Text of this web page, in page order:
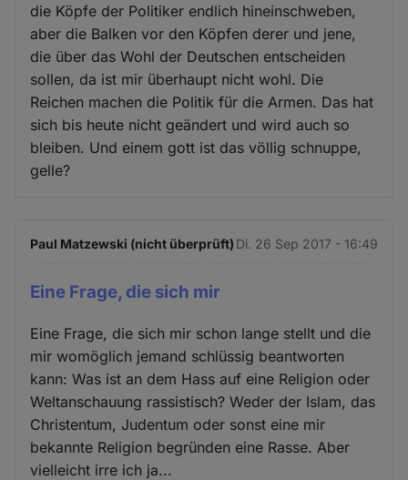
die Köpfe der Politiker endlich hineinschweben,
aber die Balken vor den Köpfen derer und jene,
die über das Wohl der Deutschen entscheiden
sollen, da ist mir überhaupt nicht wohl. Die
Reichen machen die Politik für die Armen. Das hat
sich bis heute nicht geändert und wird auch so
bleiben. Und einem gott ist das völlig schnuppe,
gelle?
Paul Matzewski (nicht überprüft) Di. 26 Sep 2017 - 16:49
Eine Frage, die sich mir
Eine Frage, die sich mir schon lange stellt und die
mir womöglich jemand schlüssig beantworten
kann: Was ist an dem Hass auf eine Religion oder
Weltanschauung rassistisch? Weder der Islam, das
Christentum, Judentum oder sonst eine mir
bekannte Religion begründen eine Rasse. Aber
vielleicht irre ich ja...